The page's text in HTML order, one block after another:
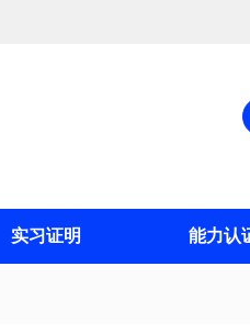
实习证明 能力认